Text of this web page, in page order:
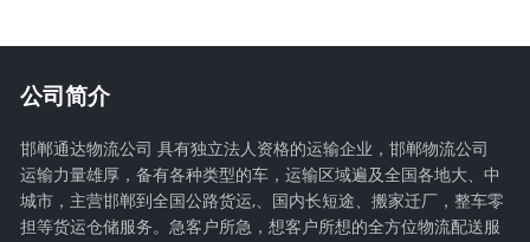
公司简介
邯郸通达物流公司 具有独立法人资格的运输企业，邯郸物流公司
运输力量雄厚，备有各种类型的车，运输区域遍及全国各地大、中
城市，主营邯郸到全国公路货运,、国内长短途、搬家迁厂，整车零
担等货运仓储服务。急客户所急，想客户所想的全方位物流配送服